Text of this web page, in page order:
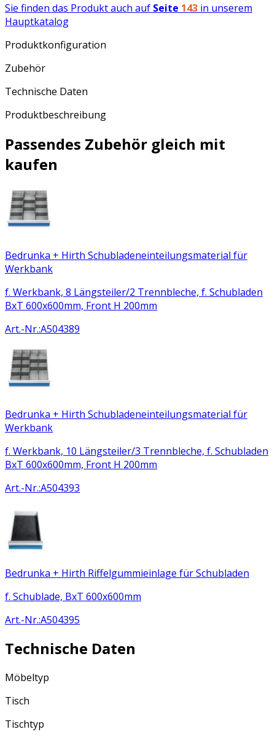
Sie finden das Produkt auch auf Seite 143 in unserem
Hauptkatalog
Produktkonfiguration
Zubehör
Technische Daten
Produktbeschreibung
Passendes Zubehör gleich mit
kaufen
Bedrunka + Hirth Schubladeneinteilungsmaterial für
Werkbank
f. Werkbank, 8 Längsteiler/2 Trennbleche, f. Schubladen
BxT 600x600mm, Front H 200mm
Art.-Nr.:A504389
Bedrunka + Hirth Schubladeneinteilungsmaterial für
Werkbank
f. Werkbank, 10 Längsteiler/3 Trennbleche, f. Schubladen
BxT 600x600mm, Front H 200mm
Art.-Nr.:A504393
Bedrunka + Hirth Riffelgummieinlage für Schubladen
f. Schublade, BxT 600x600mm
Art.-Nr.:A504395
Technische Daten
Möbeltyp
Tisch
Tischtyp